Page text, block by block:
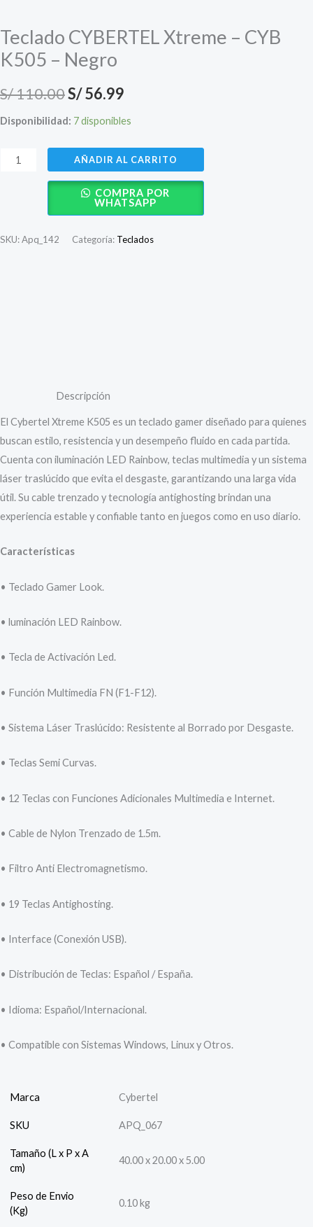
Teclado CYBERTEL Xtreme – CYB
K505 – Negro
S/110.00El
precio
original
era:
S/ 110.00.
S/56.99
precio
actual
es:
S/ 56.99.
Disponibilidad: 7 disponibles
Teclado
CYBERTEL
AÑADIR AL CARRITO
COMPRA POR
WHATSAPP
SKU:Apq_142 Categoría: Teclados
Descripción
El Cybertel Xtreme K505 es un teclado gamer diseñado para quienes
buscan estilo, resistencia y un desempeño fluido en cada partida.
Cuenta con iluminación LED Rainbow, teclas multimedia y un sistema
láser traslúcido que evita el desgaste, garantizando una larga vida
útil. Su cable trenzado y tecnología antighosting brindan una
experiencia estable y confiable tanto en juegos como en uso diario.
Características
• Teclado Gamer Look.
• luminación LED Rainbow.
• Tecla de Activación Led.
• Función Multimedia FN (F1-F12).
• Sistema Láser Traslúcido: Resistente al Borrado por Desgaste.
• Teclas Semi Curvas.
• 12 Teclas con Funciones Adicionales Multimedia e Internet.
• Cable de Nylon Trenzado de 1.5m.
• Filtro Anti Electromagnetismo.
• 19 Teclas Antighosting.
• Interface (Conexión USB).
• Distribución de Teclas: Español / España.
• Idioma: Español/Internacional.
• Compatible con Sistemas Windows, Linux y Otros.
Marca Cybertel
SKU APQ_067
Tamaño (L x P x A
cm)
40.00 x 20.00 x 5.00
Peso de Envio
(Kg)
0.10 kg